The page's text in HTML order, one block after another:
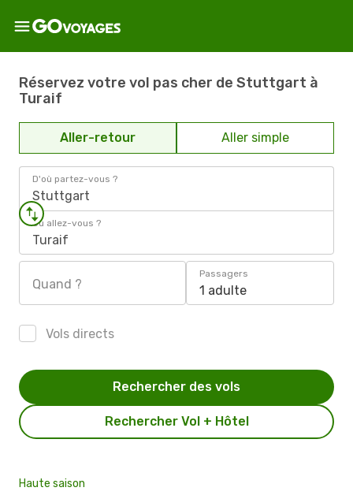
Réservez votre vol pas cher de Stuttgart à
Turaif
Aller-retour Aller simple
D'où partez-vous ?
Stuttgart
Où allez-vous ?
Turaif
Quand ?
Passagers
1 adulte
Vols directs
Rechercher Vol + Hôtel
Rechercher des vols
Haute saison